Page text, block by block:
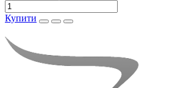
Купити